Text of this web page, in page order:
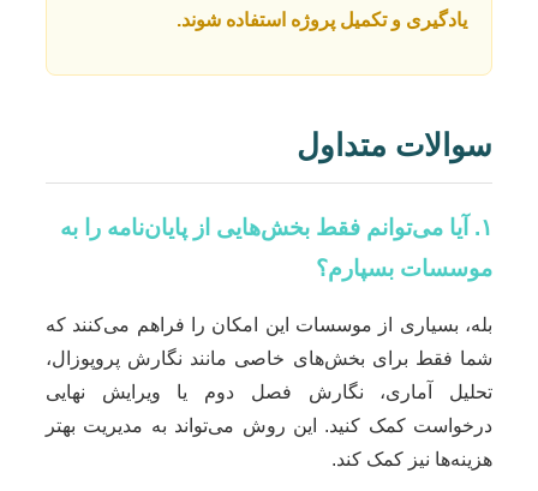
یادگیری و تکمیل پروژه استفاده شوند.
سوالات متداول
۱. آیا می‌توانم فقط بخش‌هایی از پایان‌نامه را به
موسسات بسپارم؟
بله، بسیاری از موسسات این امکان را فراهم می‌کنند که
شما فقط برای بخش‌های خاصی مانند نگارش پروپوزال،
تحلیل آماری، نگارش فصل دوم یا ویرایش نهایی
درخواست کمک کنید. این روش می‌تواند به مدیریت بهتر
هزینه‌ها نیز کمک کند.